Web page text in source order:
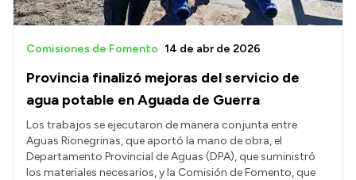
Provincia finalizó mejoras del servicio de
agua potable en Aguada de Guerra
Comisiones de Fomento 14 de abr de 2026
Los trabajos se ejecutaron de manera conjunta entre
Aguas Rionegrinas, que aportó la mano de obra, el
Departamento Provincial de Aguas (DPA), que suministró
los materiales necesarios, y la Comisión de Fomento, que